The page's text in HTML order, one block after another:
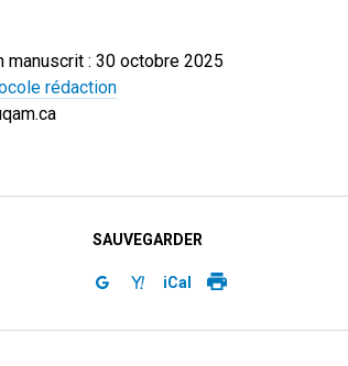
manuscrit : 30 octobre 2025
rédaction
SAUVEGARDER
iCal